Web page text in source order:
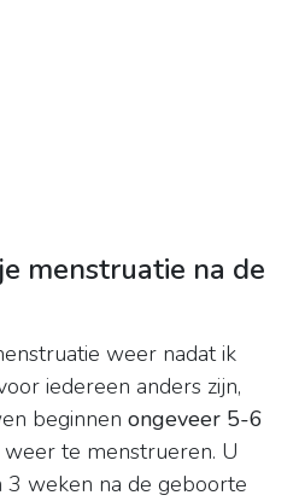
menstruatie na de
weer nadat ik
iedereen anders zijn,
beginnen ongeveer 5-6
weer te menstrueren. U
weken na de geboorte